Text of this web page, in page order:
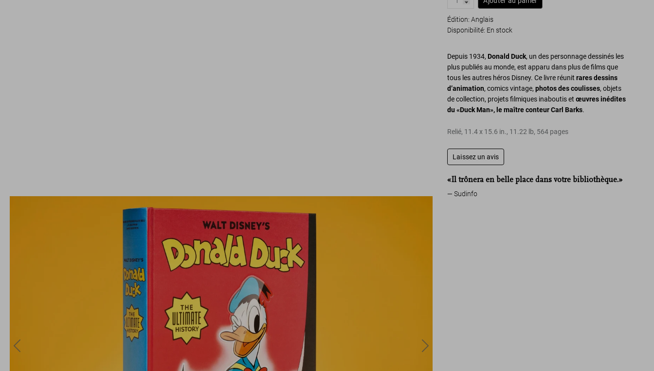
Édition: Anglais
Disponibilité: En stock
Depuis 1934, Donald Duck, un des personnage dessinés les
plus publiés au monde, est apparu dans plus de films que
tous les autres héros Disney. Ce livre réunitrares dessins
d’animation, comics vintage,photos des coulisses, objets
de collection, projets filmiques inaboutis etœuvres inédites
du «Duck Man», le maître conteur Carl Barks.
Relié, 11.4x 15.6 in., 11.22 lb, 564 pages
Laissez un avis
«Il trônera en belle place dans votre bibliothèque.»
Sudinfo